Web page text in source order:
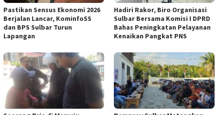
Pastikan Sensus Ekonomi 2026
Berjalan Lancar, KominfoSS
dan BPS Sulbar Turun
Lapangan
Hadiri Rakor, Biro Organisasi
Sulbar Bersama Komisi I DPRD
Bahas Peningkatan Pelayanan
Kenaikan Pangkat PNS